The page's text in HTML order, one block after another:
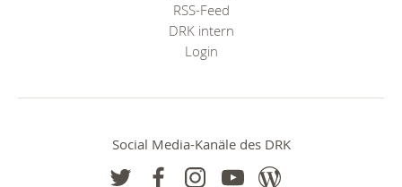
RSS-Feed
DRK intern
Login
Social Media-Kanäle des DRK